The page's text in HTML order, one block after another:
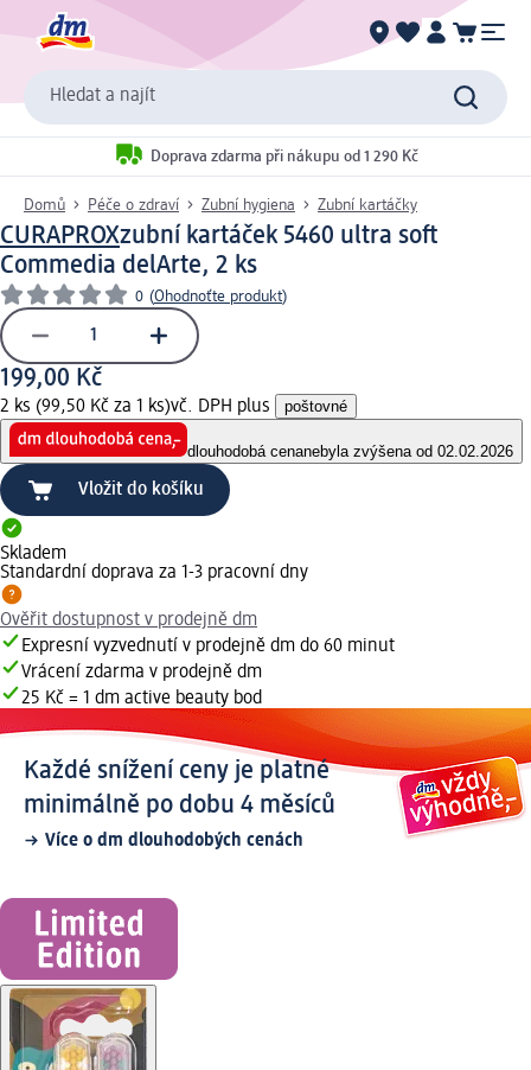
Hledat a najít
Doprava zdarma při nákupu od 1 290 Kč
Domů Péče o zdraví Zubní hygiena Zubní kartáčky
CURAPROXzubní kartáček 5460 ultra soft
Commedia delArte, 2 ks
0 (Ohodnoťte produkt)
199,00 Kč
2 ks (99,50 Kč za 1 ks)vč. DPH plus poštovné
dlouhodobá cenanebyla zvýšena od 02.02.2026
Vložit do košíku
Skladem
Standardní doprava za 1-3 pracovní dny
Ověřit dostupnost v prodejně dm
Expresní vyzvednutí v prodejně dm do 60 minut
Vrácení zdarma v prodejně dm
25 Kč = 1 dm active beauty bod
Každé snížení ceny je platné
minimálně po dobu 4 měsíců
Více o dm dlouhodobých cenách